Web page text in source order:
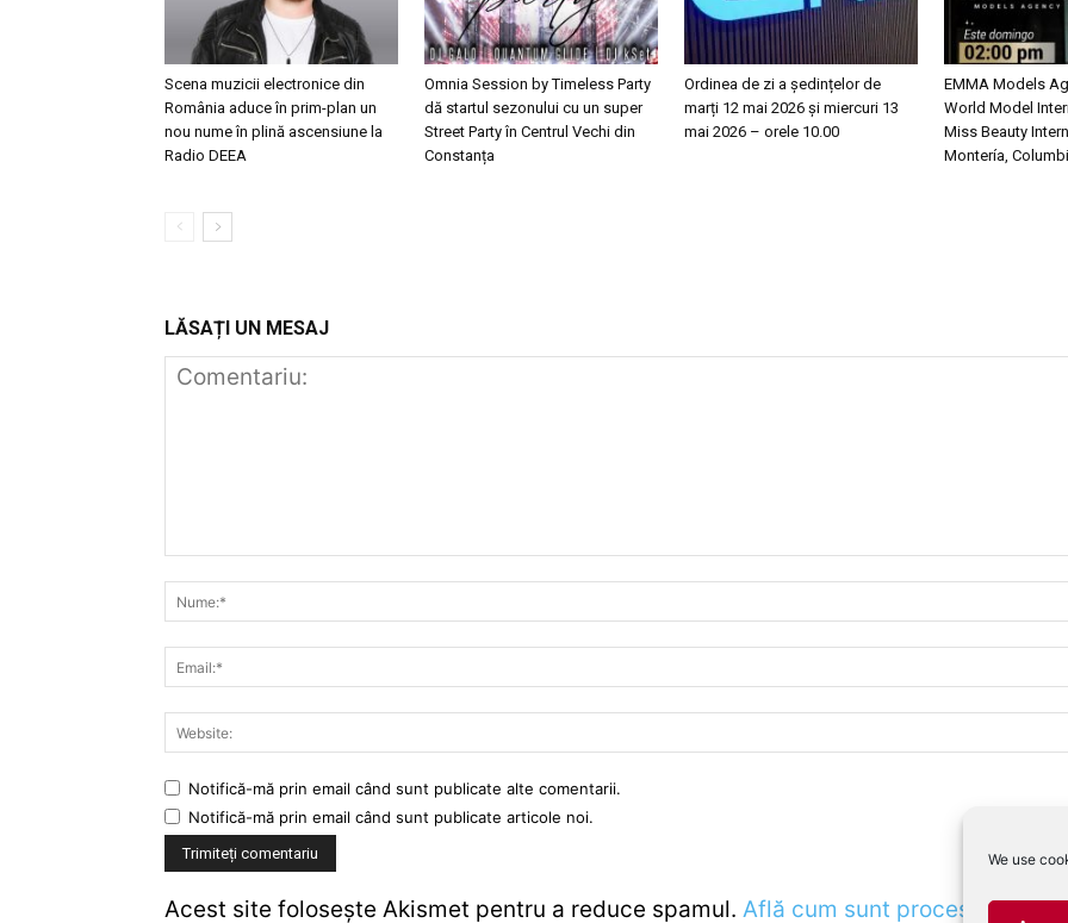
We use
Scena muzicii electronice din
România aduce în prim-plan un
nou nume în plină ascensiune la
Radio DEEA
Omnia Session by Timeless Party
dă startul sezonului cu un super
Street Party în Centrul Vechi din
Constanța
Ordinea de zi a ședințelor de
marți 12 mai 2026 și miercuri 13
mai 2026 – orele 10.00
EMMA Models
World Model
Miss Beauty
Montería,
LĂSAȚI UN MESAJ
Notifică-mă prin email când sunt publicate alte comentarii.
Notifică-mă prin email când sunt publicate articole noi.
Acest site folosește Akismet pentru a reduce spamul. Află cum sunt procesate